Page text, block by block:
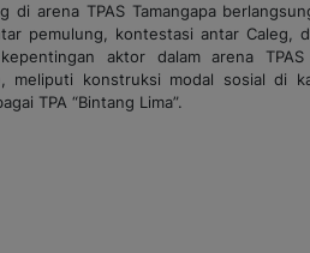
arena TPAS Tamangapa
pemulung, kontestasi antar Caleg,
aktor dalam arena TPAS
konstruksi modal sosial di
TPA “Bintang Lima”.